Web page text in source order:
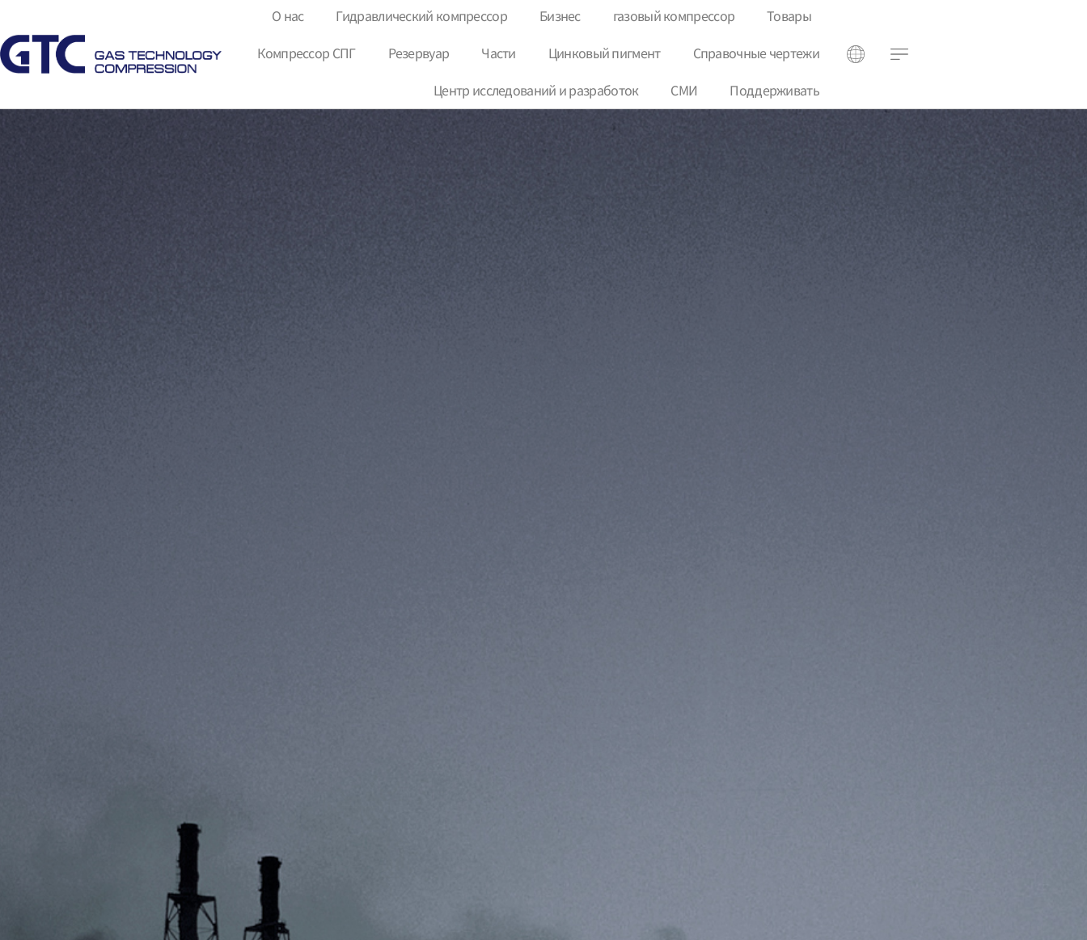
О нас Гидравлический компрессор Бизнес газовый компрессор
Товары
Компрессор СПГ
Резервуар Части Цинковый пигмент
Справочные чертежи
Центр исследований и разработок
СМИ Поддерживать